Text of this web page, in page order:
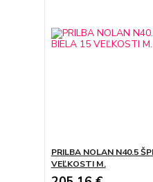
PRILBA NOLAN N40.5
VEĽKOSTI M.